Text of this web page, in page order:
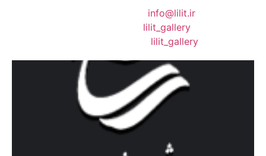
info@lilit.ir
lilit_gallery
lilit_gallery